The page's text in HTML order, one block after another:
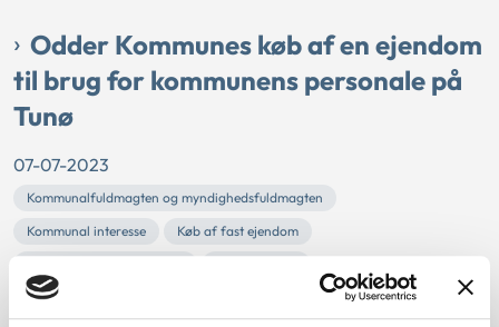
Odder Kommunes køb af en ejendom
til brug for kommunens personale på
Tunø
07-07-2023
Kommunalfuldmagten og myndighedsfuldmagten
Kommunal interesse
Køb af fast ejendom
Odder Kommune havde bedt Ankestyrelsen om at vurdere,